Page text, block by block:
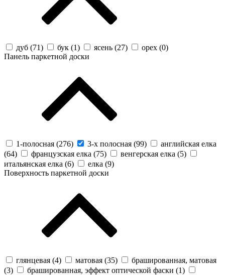
дуб (71) бук (1) ясень (27) орех (0)
Панель паркетной доски
1-полосная (276) 3-х полосная (99)
английская елка
(64) французская елка (75) венгерская елка (5)
итальянская елка (6) елка (9)
Поверхность паркетной доски
глянцевая (4) матовая (35)
брашированная, матовая
(3) брашированная, эффект оптической фаски (1)